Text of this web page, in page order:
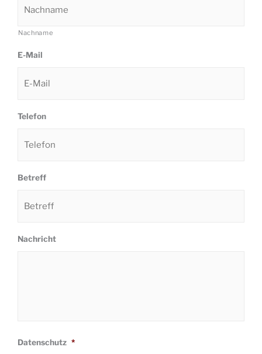
Nachname
E-Mail
Telefon
Betreff
Nachricht
Datenschutz *